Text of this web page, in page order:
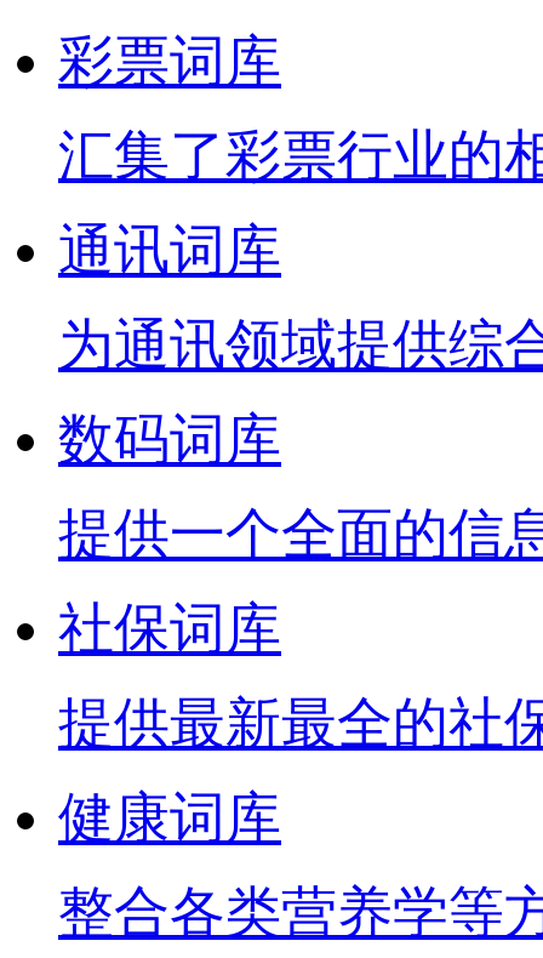
彩票词库
汇集了彩票行业的
通讯词库
为通讯领域提供综
数码词库
提供一个全面的信
社保词库
提供最新最全的社
健康词库
整合各类营养学等